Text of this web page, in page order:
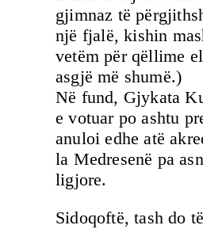
gjimnaz të
një fjalë, kishin
vetëm për qëllime
asgjë më shumë.)
Në fund, Gjykata
e votuar po ashtu
anuloi edhe atë
la Medresenë pa
ligjore.
Sidoqoftë, tash do